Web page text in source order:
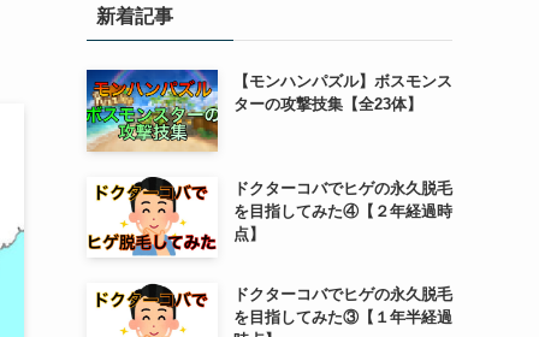
新着記事
【モンハンパズル】ボスモンス
ターの攻撃技集【全23体】
ドクターコバでヒゲの永久脱毛
を目指してみた④【２年経過時
点】
ドクターコバでヒゲの永久脱毛
を目指してみた③【１年半経過